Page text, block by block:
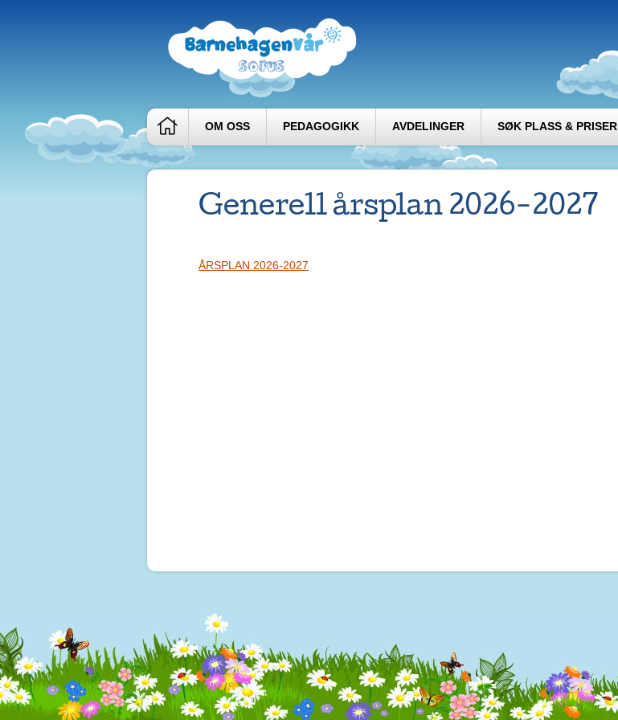
OM OSS PEDAGOGIKK AVDELINGER SØK PLASS & PRISER
Generell årsplan 2026-2027
ÅRSPLAN 2026-2027